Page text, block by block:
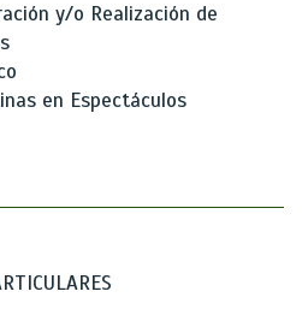
y/o Realización de
en Espectáculos